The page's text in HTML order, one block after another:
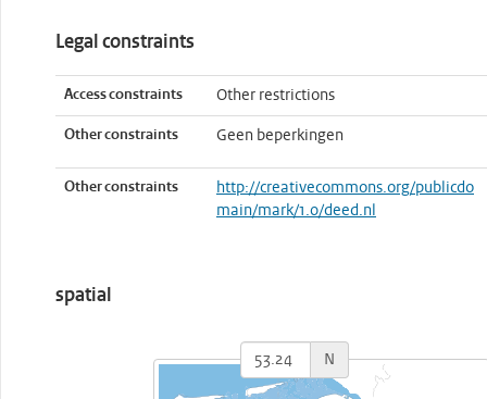
Legal constraints
Access constraints Other restrictions
Other constraints Geen beperkingen
Other constraints
http://creativecommons.org/publicdo
main/mark/1.0/deed.nl
spatial
N